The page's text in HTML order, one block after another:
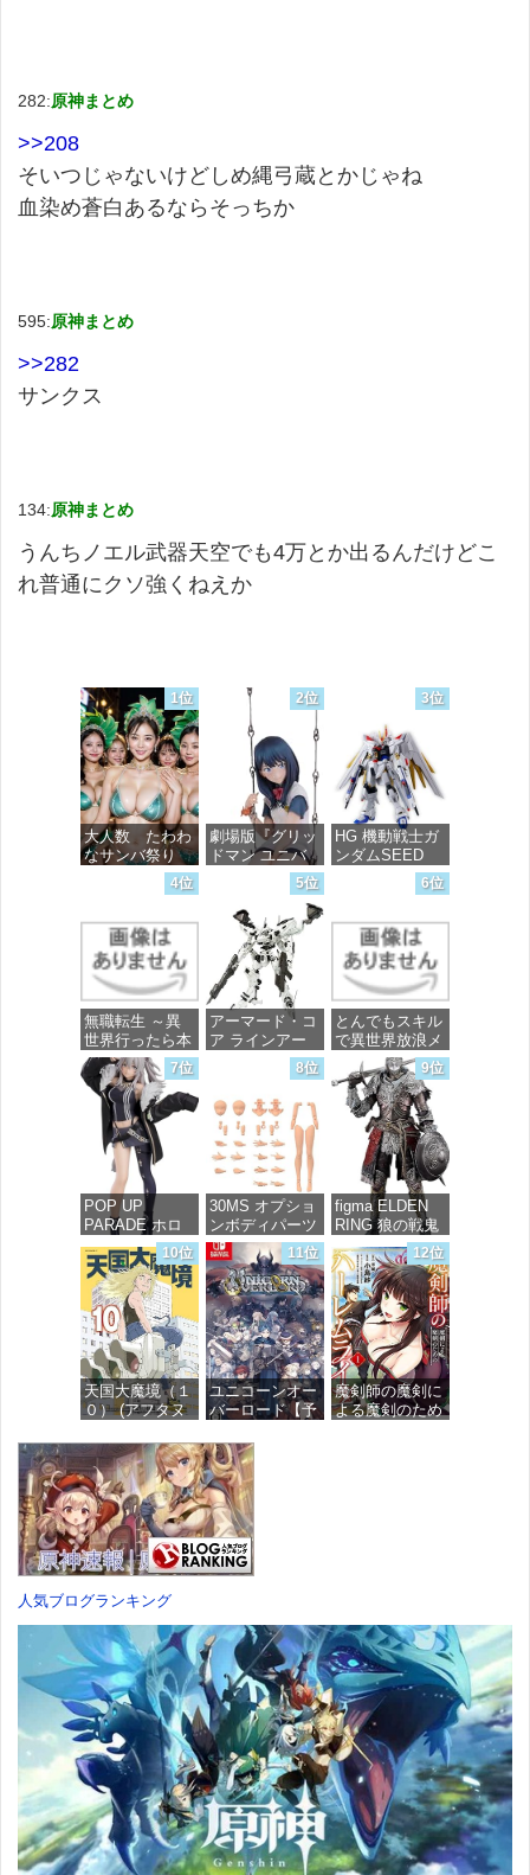
282:原神まとめ
>>208
そいつじゃないけどしめ縄弓蔵とかじゃね
血染め蒼白あるならそっちか
595:原神まとめ
>>282
サンクス
134:原神まとめ
うんちノエル武器天空でも4万とか出るんだけどこ
れ普通にクソ強くねえか
1位
大人数 たわわ
なサンバ祭り
価格：¥99
2位
劇場版『グリッ
ドマン ユニバ
ース』 宝多六
花 wall figure
1/7スケール プ
ラスチック製
塗装済み完成品
フィギュア
価格：¥13,756
3位
HG 機動戦士ガ
ンダムSEED
FREEDOM マ
イティーストラ
ガンダム 1/144
スケール 色分
け済みプラモデ
価格：¥4,800
4位
無職転生 ～異
世界行ったら本
気だす～ 20
(MFコミック
ス フラッパー
シリーズ)
価格：¥748
5位
アーマード・コ
ア ラインアー
ク ホワイト・
グリント 全高
約160mm 1/72
スケール プラ
モデル
価格：¥7,367
6位
とんでもスキル
で異世界放浪メ
シ 10 (ガルドコ
ミックス)
価格：¥726
7位
POP UP
PARADE ホロ
ライブプロダク
ション 獅白ぼ
たん ノンスケ
ール プラスチ
ック製 塗装済
み完成品フィギ
ュア
価格：¥4,676
8位
30MS オプショ
ンボディパーツ
アームパーツ&
レッグパーツ
[カラーC] 色分
け済みプラモデ
ル
価格：¥1,949
9位
figma ELDEN
RING 狼の戦鬼
ノンスケール
プラスチック製
塗装済み可動フ
ィギュア
価格：¥13,115
10位
天国大魔境（１
０） (アフタヌ
ス)
価格：¥759
11位
ユニコーンオー
バーロード【予
DLC「アトラス
×ヴァニラウェ
ア 紋章セッ
ト」 同梱 -
Switch
価格：¥7,182
12位
魔剣師の魔剣に
よる魔剣のため
人気ブログランキング